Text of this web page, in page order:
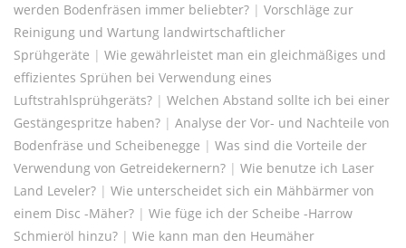
werden Bodenfräsen immer beliebter? | Vorschläge zur
Reinigung und Wartung landwirtschaftlicher
Sprühgeräte | Wie gewährleistet man ein gleichmäßiges und
effizientes Sprühen bei Verwendung eines
Luftstrahlsprühgeräts? | Welchen Abstand sollte ich bei einer
Gestängespritze haben? | Analyse der Vor- und Nachteile von
Bodenfräse und Scheibenegge | Was sind die Vorteile der
Verwendung von Getreidekernern? | Wie benutze ich Laser
Land Leveler? | Wie unterscheidet sich ein Mähbärmer von
einem Disc -Mäher? | Wie füge ich der Scheibe -Harrow
Schmieröl hinzu? | Wie kann man den Heumäher